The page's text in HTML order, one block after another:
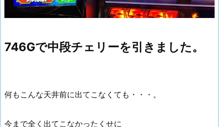
746Gで中段チェリーを引きました。
何もこんな天井前に出てこなくても・・・。
今まで全く出てこなかったくせに